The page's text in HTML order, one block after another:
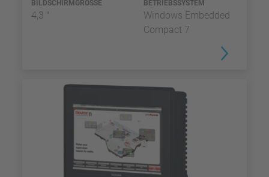
BILDSCHIRMGRÖSSE
4,3 "
BETRIEBSSYSTEM
Windows Embedded
Compact 7